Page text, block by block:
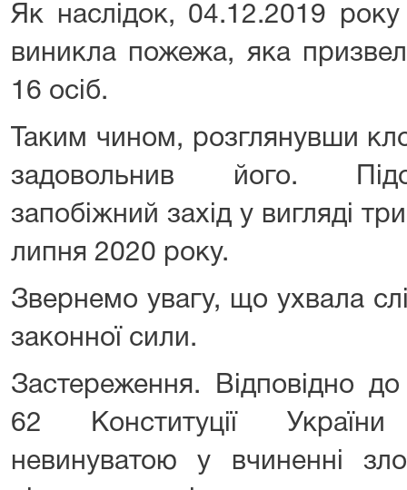
Як наслідок, 04.12.2019
виникла пожежа, яка
16 осіб.
Таким чином, розглянувши
задовольнив його.
запобіжний захід у вигляді
липня 2020 року.
Звернемо увагу, що ухвала
законної сили.
Застереження. Відповідно
62 Конституції
невинуватою у вчиненні